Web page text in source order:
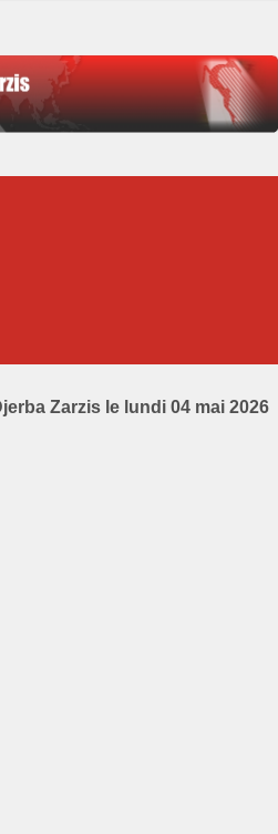
Zarzis le lundi 04 mai 2026